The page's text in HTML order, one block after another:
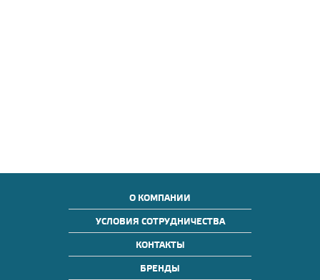
О КОМПАНИИ
УСЛОВИЯ СОТРУДНИЧЕСТВА
КОНТАКТЫ
БРЕНДЫ